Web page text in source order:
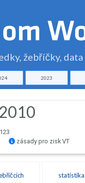
žebříčky, data
2023
zásady pro zisk VT
statistika